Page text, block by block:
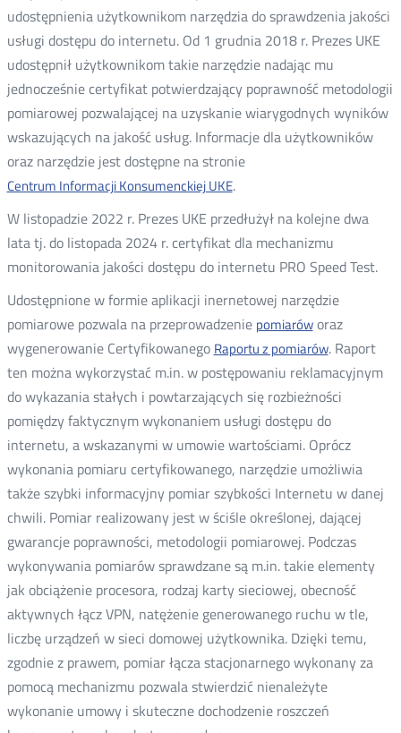
udostępnienia użytkownikom narzędzia do sprawdzenia jakości
usługi dostępu do internetu. Od 1 grudnia 2018 r. Prezes UKE
udostępnił użytkownikom takie narzędzie nadając mu
jednocześnie certyfikat potwierdzający poprawność metodologii
pomiarowej pozwalającej na uzyskanie wiarygodnych wyników
wskazujących na jakość usług. Informacje dla użytkowników
oraz narzędzie jest dostępne na stronie
Centrum Informacji Konsumenckiej UKE.
W listopadzie 2022 r. Prezes UKE przedłużył na kolejne dwa
lata tj. do listopada 2024 r. certyfikat dla mechanizmu
monitorowania jakości dostępu do internetu PRO Speed Test.
Udostępnione w formie aplikacji inernetowej narzędzie
pomiarowe pozwala na przeprowadzenie pomiaróworaz
wygenerowanie Certyfikowanego Raportu z pomiarów. Raport
ten można wykorzystać m.in. w postępowaniu reklamacyjnym
do wykazania stałych i powtarzających się rozbieżności
pomiędzy faktycznym wykonaniem usługi dostępu do
internetu, a wskazanymi w umowie wartościami. Oprócz
wykonania pomiaru certyfikowanego, narzędzie umożliwia
także szybki informacyjny pomiar szybkości Internetu w danej
chwili. Pomiar realizowany jest w ściśle określonej, dającej
gwarancje poprawności, metodologii pomiarowej. Podczas
wykonywania pomiarów sprawdzane są m.in. takie elementy
jak obciążenie procesora, rodzaj karty sieciowej, obecność
aktywnych łącz VPN, natężenie generowanego ruchu w tle,
liczbę urządzeń w sieci domowej użytkownika. Dzięki temu,
zgodnie z prawem, pomiar łącza stacjonarnego wykonany za
pomocą mechanizmu pozwala stwierdzić nienależyte
wykonanie umowy i skuteczne dochodzenie roszczeń